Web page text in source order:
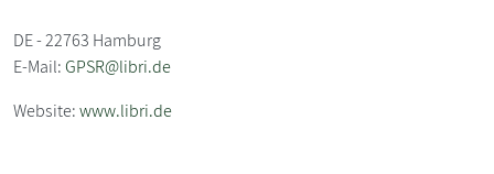
DE - 22763 Hamburg
E-Mail:GPSR@libri.de
Website:www.libri.de